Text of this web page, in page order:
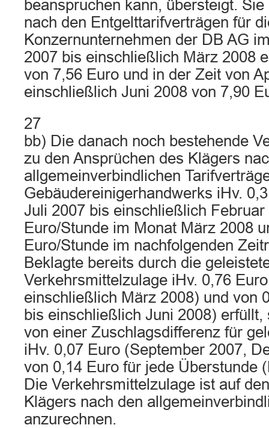
beanspruchen kann, übersteigt.
nach den Entgelttarifverträgen für
Konzernunternehmen der DB AG
2007 bis einschließlich März 2008
von 7,56 Euro und in der Zeit von
einschließlich Juni 2008 von 7,90
27
bb) Die danach noch bestehende
zu den Ansprüchen des Klägers
allgemeinverbindlichen
Gebäudereinigerhandwerks iHv.
Juli 2007 bis einschließlich Februar
Euro/Stunde im Monat März 2008
Euro/Stunde im nachfolgenden
Beklagte bereits durch die
Verkehrsmittelzulage iHv. 0,76
einschließlich März 2008) und von
bis einschließlich Juni 2008) erfüllt,
von einer Zuschlagsdifferenz für
iHv. 0,07 Euro (September 2007,
von 0,14 Euro für jede Überstunde
Die Verkehrsmittelzulage ist auf
Klägers nach den
anzurechnen.